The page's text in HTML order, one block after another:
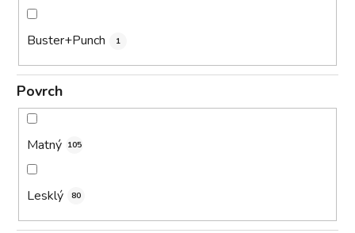
Buster+Punch 1
Povrch
Matný 105
Lesklý 80